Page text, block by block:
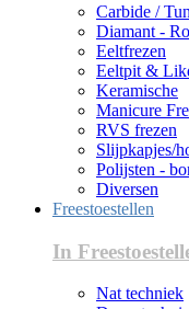
Carbide /
Diamant -
Eeltfrezen
Eeltpit &
Keramische
Manicure
RVS frezen
Slijpkapjes/
Polijsten -
Diversen
Freestoestellen
In
Nat techniek